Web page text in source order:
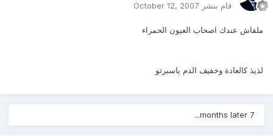
قام بنشر October 12, 2007
ملقاش عندك اصحاب العيون الحمراء
لذيذ كالعادة وخفيف الدم ياسبرتو
7 months later...